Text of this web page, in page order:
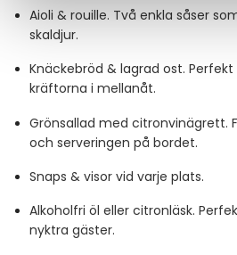
Aioli & rouille. Två enkla såser
skaldjur.
Knäckebröd & lagrad ost.
kräftorna i mellanåt.
Grönsallad med citronvinägrett.
och serveringen på bordet.
Snaps & visor vid varje plats.
Alkoholfri öl eller citronläsk.
nyktra gäster.